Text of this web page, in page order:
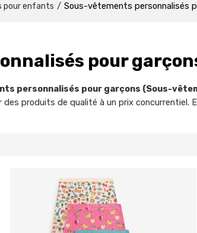
pour enfants / Sous-vêtements personnalisés
pour
personnalisés pour garçons (Sous-
produits de qualité à un prix concurrentiel.